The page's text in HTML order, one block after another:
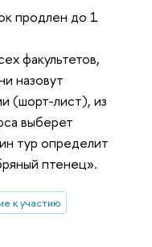
продлен до 1
факультетов,
назовут
(шорт-лист), из
выберет
тур определит
птенец».
к участию